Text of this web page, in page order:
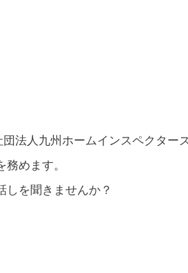
法人九州ホームインスペクター
めます。
しを聞きませんか？